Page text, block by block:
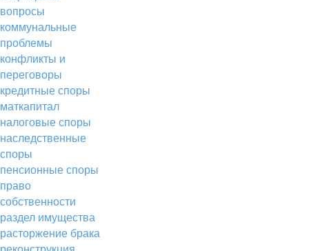
вопросы
коммунальные
проблемы
конфликты и
переговоры
кредитные споры
маткапитал
налоговые споры
наследственные
споры
пенсионные споры
право
собственности
раздел имущества
расторжение брака